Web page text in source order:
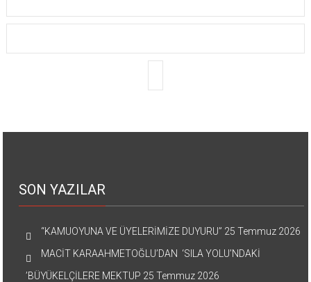
SON YAZILAR
“KAMUOYUNA VE ÜYELERİMİZE DUYURU” 25 Temmuz 2026
MACİT KARAAHMETOĞLU’DAN ‘SILA YOLU’NDAKİ
’BÜYÜKELÇİLERE MEKTUP 25 Temmuz 2026